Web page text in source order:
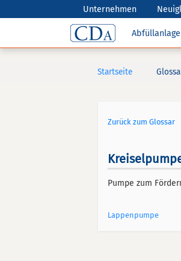
Unternehmen
Startseite
Zurück zum Glossar
Pumpe zum
Lappenpumpe